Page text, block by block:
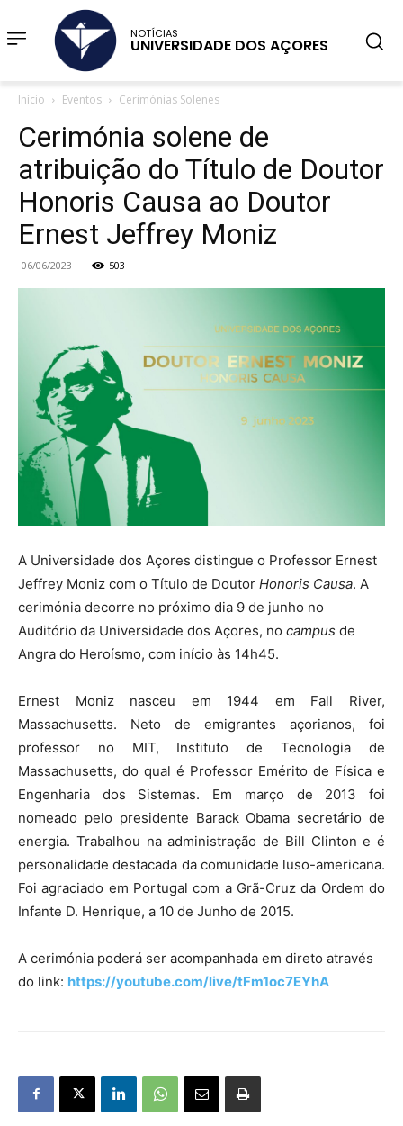
NOTÍCIAS
UNIVERSIDADE DOS AÇORES
Início Eventos Cerimónias Solenes
Cerimónia solene de
atribuição do Título de Doutor
Honoris Causa ao Doutor
Ernest Jeffrey Moniz
06/06/2023 503
A Universidade dos Açores distingue o Professor Ernest
Jeffrey Moniz com o Título de Doutor Honoris Causa. A
cerimónia decorre no próximo dia 9 de junho no
Auditório da Universidade dos Açores, no campus de
Angra do Heroísmo, com início às 14h45.
Ernest Moniz nasceu em 1944 em Fall River,
Massachusetts. Neto de emigrantes açorianos, foi
professor no MIT, Instituto de Tecnologia de
Massachusetts, do qual é Professor Emérito de Física e
Engenharia dos Sistemas. Em março de 2013 foi
nomeado pelo presidente Barack Obama secretário de
energia. Trabalhou na administração de Bill Clinton e é
personalidade destacada da comunidade luso-americana.
Foi agraciado em Portugal com a Grã-Cruz da Ordem do
Infante D. Henrique, a 10 de Junho de 2015.
A cerimónia poderá ser acompanhada em direto através
do link: https://youtube.com/live/tFm1oc7EYhA